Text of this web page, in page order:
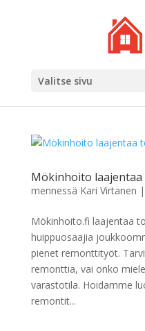
Valitse sivu
Mökinhoito
mennessä Kari Virtanen |
Mökinhoito.fi laajentaa
huippuosaajia
pienet remonttityöt.
remonttia, vai onko
varastotila. Hoidamme
remontit...